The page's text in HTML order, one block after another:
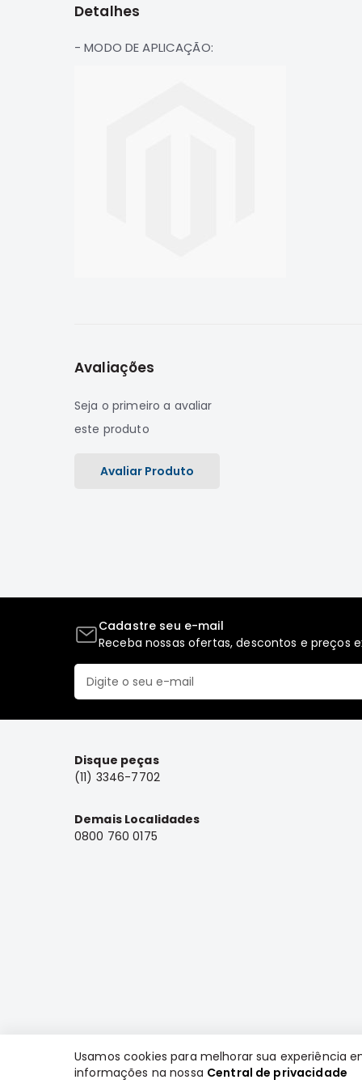
de
Detalhes
- MODO DE APLICAÇÃO:
Avaliações
Seja o primeiro a avaliar
este produto
Avaliar Produto
Cadastre seu e-mail
Receba nossas ofertas, descontos e preços
Disque peças
(11) 3346-7702
Demais Localidades
0800 760 0175
Usamos cookies para melhorar sua experiência
informações na nossa Central de privacidade